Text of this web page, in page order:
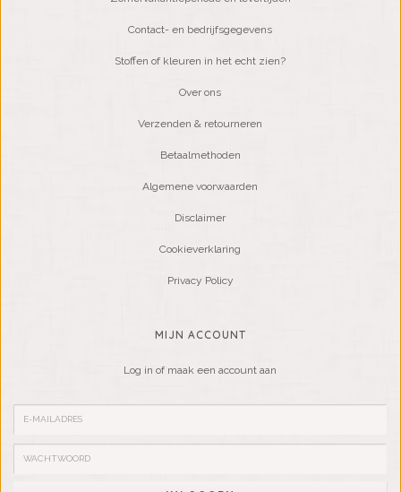
Contact- en bedrijfsgegevens
Stoffen of kleuren in het echt zien?
Over ons
Verzenden & retourneren
Betaalmethoden
Algemene voorwaarden
Disclaimer
Cookieverklaring
Privacy Policy
MIJN ACCOUNT
Log in of maak een account aan